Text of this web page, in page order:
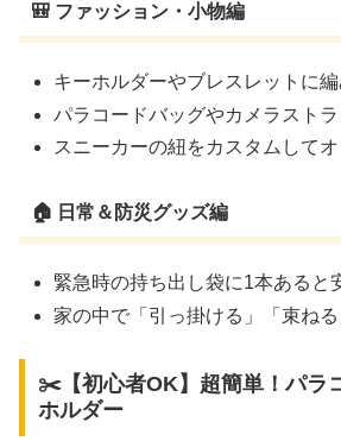
🎒 ファッション・小物編
キーホルダーやブレスレットに
パラコードバッグやカメラスト
スニーカーの紐をカスタムして
🏠 日常＆防災グッズ編
緊急時の持ち出し袋に1本あると
家の中で「引っ掛ける」「束ね
✂️【初心者OK】超簡単！パラ
ホルダー